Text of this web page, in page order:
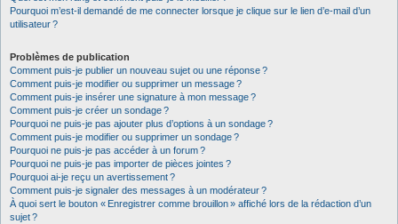
Pourquoi m’est-il demandé de me connecter lorsque je clique sur le lien d’e-mail d’un
utilisateur ?
Problèmes de publication
Comment puis-je publier un nouveau sujet ou une réponse ?
Comment puis-je modifier ou supprimer un message ?
Comment puis-je insérer une signature à mon message ?
Comment puis-je créer un sondage ?
Pourquoi ne puis-je pas ajouter plus d’options à un sondage ?
Comment puis-je modifier ou supprimer un sondage ?
Pourquoi ne puis-je pas accéder à un forum ?
Pourquoi ne puis-je pas importer de pièces jointes ?
Pourquoi ai-je reçu un avertissement ?
Comment puis-je signaler des messages à un modérateur ?
À quoi sert le bouton « Enregistrer comme brouillon » affiché lors de la rédaction d’un
sujet ?